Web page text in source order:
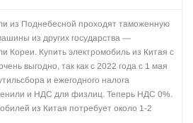
из Поднебесной проходят таможенную
из других государства —
Кореи. Купить электромобиль из Китая с
выгодно, так как с 2022 года с 1 мая
и ежегодного налога
и НДС для физлиц. Теперь НДС 0%.
из Китая потребует около 1-2